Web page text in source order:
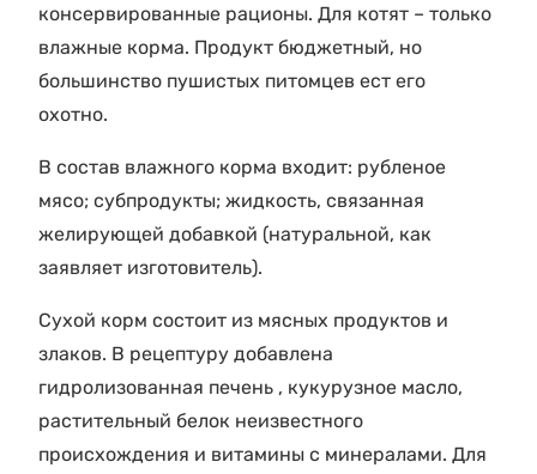
консервированные рационы. Для котят – только
влажные корма. Продукт бюджетный, но
большинство пушистых питомцев ест его
охотно.
В состав влажного корма входит: рубленое
мясо; субпродукты; жидкость, связанная
желирующей добавкой (натуральной, как
заявляет изготовитель).
Сухой корм состоит из мясных продуктов и
злаков. В рецептуру добавлена
гидролизованная печень , кукурузное масло,
растительный белок неизвестного
происхождения и витамины с минералами. Для